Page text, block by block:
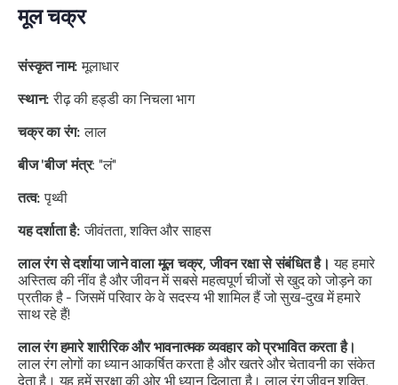
मूल चक्र
संस्कृत नाम: मूलाधार
स्थान: रीढ़ की हड्डी का निचला भाग
चक्र का रंग: लाल
बीज 'बीज' मंत्र: "लं"
तत्व: पृथ्वी
यह दर्शाता है:जीवंतता, शक्ति और साहस
लाल रंग से दर्शाया जाने वाला मूल चक्र, जीवन रक्षा से संबंधित है। यह हमारे
अस्तित्व की नींव है और जीवन में सबसे महत्वपूर्ण चीजों से खुद को जोड़ने का
प्रतीक है - जिसमें परिवार के वे सदस्य भी शामिल हैं जो सुख-दुख में हमारे
साथ रहे हैं!
लाल रंग हमारे शारीरिक और भावनात्मक व्यवहार को प्रभावित करता है।
लाल रंग लोगों का ध्यान आकर्षित करता है और खतरे और चेतावनी का संकेत
देता है। यह हमें सुरक्षा की ओर भी ध्यान दिलाता है। लाल रंग जीवन शक्ति,